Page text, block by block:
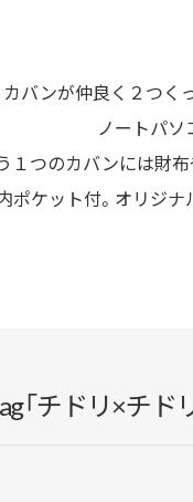
カバンが仲良く２つく
ノートパソ
１つのカバンには財
ポケット付。オリジ
「チドリ×チド